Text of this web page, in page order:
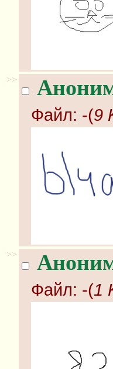
>>
Файл: -(9
>>
Файл: -(1